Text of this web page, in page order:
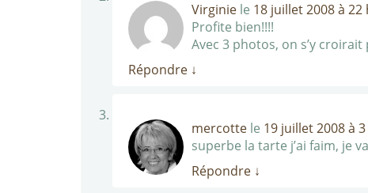
Virginie le 18 juillet 2008 à 22
Profite bien!!!!
Avec 3 photos, on s’y
Répondre ↓
mercotte le 19 juillet 2008 à
superbe la tarte j’ai faim,
Répondre ↓